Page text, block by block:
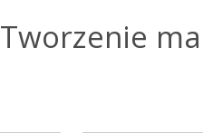
Tworzenie